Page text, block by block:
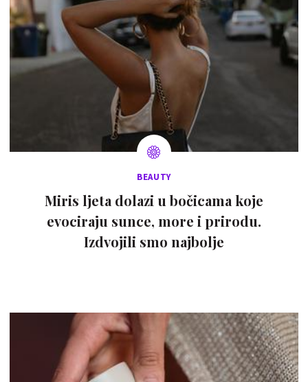
BEAUTY
Miris ljeta dolazi u bočicama koje
evociraju sunce, more i prirodu.
Izdvojili smo najbolje